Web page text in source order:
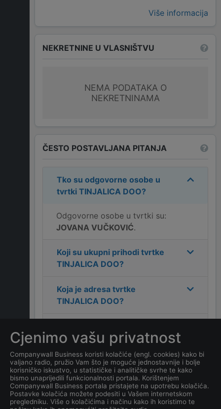
Više informacija
NEKRETNINE U VLASNIŠTVU
NEMA PODATAKA O
NEKRETNINAMA
ČESTO POSTAVLJANA PITANJA
Tko su odgovorne osobe u
tvrtki TINJALICA DOO?
Odgovorne osobe u tvrtki su:
JOVANA VUČKOVIĆ.
Koji su ukupni prihodi tvrtke
TINJALICA DOO?
Koja je adresa tvrtke
TINJALICA DOO?
TINJALICA DOO ?
Koliko ima zaposlenih
kompanijaTINJALICA DOO?
Koji je datum osnivanja
Cjenimo vašu privatnost
Companywall Business koristi kolačiće (engl. cookies) kako bi
valjano radio, pružio Vam što je moguće jednostavnije i bolje
korisničko iskustvo, u statističke i analitičke svrhe te kako
bismo unaprijedili funkcionalnosti portala. Korištenjem
Companywall Business portala pristajete na upotrebu kolačića.
Postavke kolačića možete podesiti u Vašem internetskom
pregledniku. Više o kolačićima i načinu kako ih koristimo te